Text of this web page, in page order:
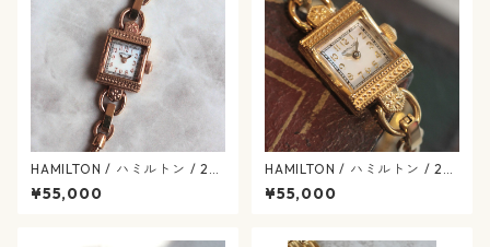
HAMILTON / ハミルトン / 28
0.002 / H31241113 / アメリ
カン クラシック / マザーオブ
¥55,000
HAMILTON / ハミルトン / 28
0.002 / H31.231.113 / アメリ
カン クラシック / マザーオブ
¥55,000